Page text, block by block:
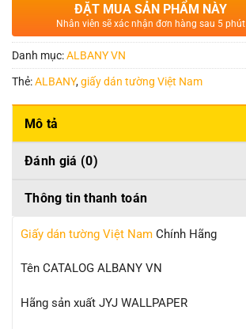
ĐẶT MUA SẢN PHẨM NÀY
Nhân viên sẽ xác nhận đơn hàng sau 5 phút
Danh mục:ALBANY VN
Thẻ:ALBANY,giấy dán tường Việt Nam
Mô tả
Đánh giá (0)
Thông tin thanh toán
Giấy dán tường Việt Nam Chính Hãng
Tên CATALOG ALBANY VN
Hãng sản xuất JYJ WALLPAPER